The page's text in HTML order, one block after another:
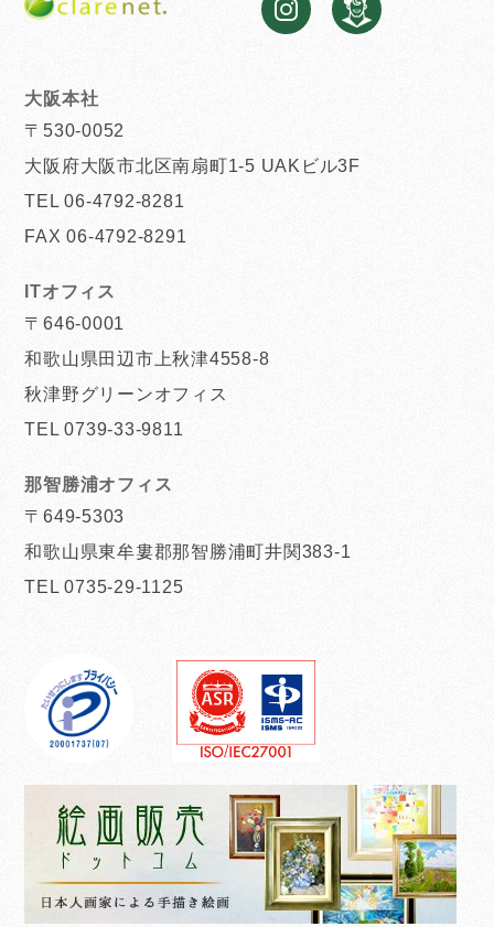
大阪本社
〒530-0052
大阪府大阪市北区南扇町1-5 UAKビル3F
TEL 06-4792-8281
FAX 06-4792-8291
ITオフィス
〒646-0001
和歌山県田辺市上秋津4558-8
秋津野グリーンオフィス
TEL 0739-33-9811
那智勝浦オフィス
〒649-5303
和歌山県東牟婁郡那智勝浦町井関383-1
TEL 0735-29-1125